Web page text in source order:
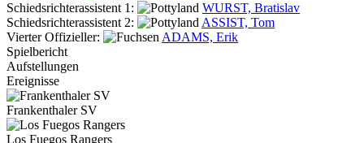
Schiedsrichterassistent 1:
WURST, Bratislav
Schiedsrichterassistent 2:
ASSIST, Tom
Vierter Offizieller:
ADAMS, Erik
Spielbericht
Aufstellungen
Ereignisse
Frankenthaler SV
Los Fuegos Rangers